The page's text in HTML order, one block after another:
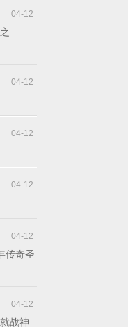
04-12
04-12
04-12
04-12
04-12
传奇圣
04-12
战神